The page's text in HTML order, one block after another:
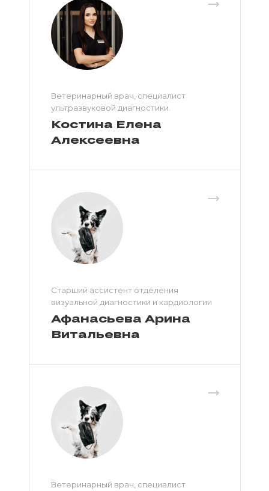
Ветеринарный врач, специалист
ультразвуковой диагностики.
Костина Елена
Алексеевна
Старший ассистент отделения
визуальной диагностики и кардиологии
Афанасьева Арина
Витальевна
Ветеринарный врач, специалист